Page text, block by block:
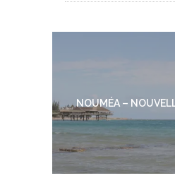
NOUMÉA –